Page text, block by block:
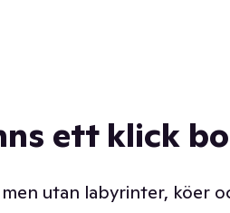
ett klick
utan labyrinter, köer